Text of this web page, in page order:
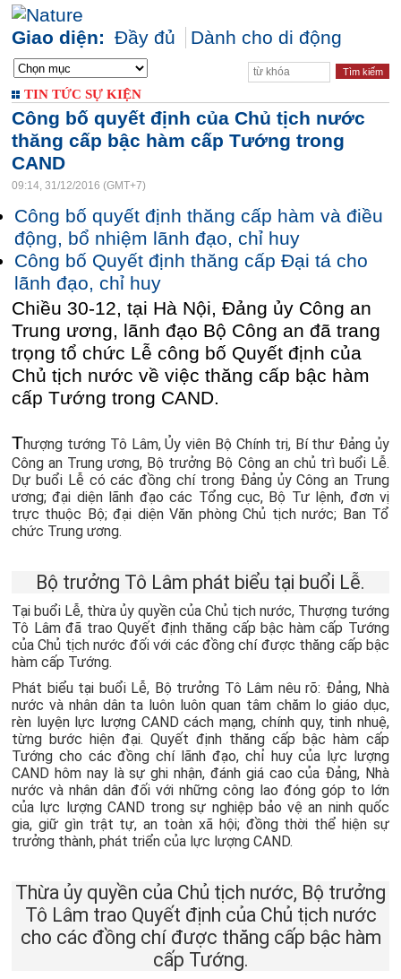
Giao diện: Đầy đủ Dành cho di động
TIN TỨC SỰ KIỆN
Công bố quyết định của Chủ tịch nước
thăng cấp bậc hàm cấp Tướng trong
CAND
09:14, 31/12/2016 (GMT+7)
Công bố quyết định thăng cấp hàm và điều
động, bổ nhiệm lãnh đạo, chỉ huy
Công bố Quyết định thăng cấp Đại tá cho
lãnh đạo, chỉ huy
Chiều 30-12, tại Hà Nội, Đảng ủy Công an
Trung ương, lãnh đạo Bộ Công an đã trang
trọng tổ chức Lễ công bố Quyết định của
Chủ tịch nước về việc thăng cấp bậc hàm
cấp Tướng trong CAND.
Thượng tướng Tô Lâm, Ủy viên Bộ Chính trị, Bí thư Đảng ủy
Công an Trung ương, Bộ trưởng Bộ Công an chủ trì buổi Lễ.
Dự buổi Lễ có các đồng chí trong Đảng ủy Công an Trung
ương; đại diện lãnh đạo các Tổng cục, Bộ Tư lệnh, đơn vị
trực thuộc Bộ; đại diện Văn phòng Chủ tịch nước; Ban Tổ
chức Trung ương.
Bộ trưởng Tô Lâm phát biểu tại buổi Lễ.
Tại buổi Lễ, thừa ủy quyền của Chủ tịch nước, Thượng tướng
Tô Lâm đã trao Quyết định thăng cấp bậc hàm cấp Tướng
của Chủ tịch nước đối với các đồng chí được thăng cấp bậc
hàm cấp Tướng.
Phát biểu tại buổi Lễ, Bộ trưởng Tô Lâm nêu rõ: Đảng, Nhà
nước và nhân dân ta luôn luôn quan tâm chăm lo giáo dục,
rèn luyện lực lượng CAND cách mạng, chính quy, tinh nhuệ,
từng bước hiện đại. Quyết định thăng cấp bậc hàm cấp
Tướng cho các đồng chí lãnh đạo, chỉ huy của lực lượng
CAND hôm nay là sự ghi nhận, đánh giá cao của Đảng, Nhà
nước và nhân dân đối với những công lao đóng góp to lớn
của lực lượng CAND trong sự nghiệp bảo vệ an ninh quốc
gia, giữ gìn trật tự, an toàn xã hội; đồng thời thể hiện sự
trưởng thành, phát triển của lực lượng CAND.
Thừa ủy quyền của Chủ tịch nước, Bộ trưởng
Tô Lâm trao Quyết định của Chủ tịch nước
cho các đồng chí được thăng cấp bậc hàm
cấp Tướng.